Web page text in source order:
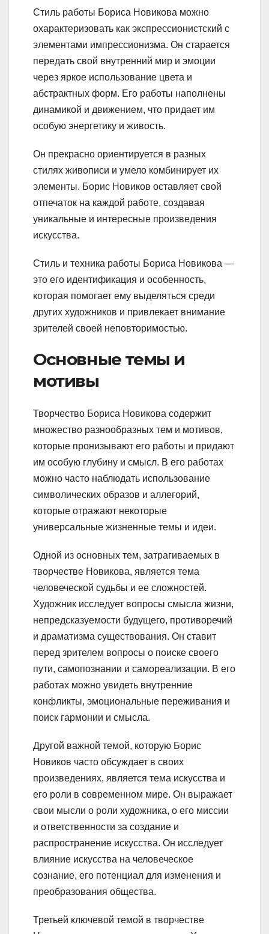
Стиль работы Бориса Новикова можно
охарактеризовать как экспрессионистский с
элементами импрессионизма. Он старается
передать свой внутренний мир и эмоции
через яркое использование цвета и
абстрактных форм. Его работы наполнены
динамикой и движением, что придает им
особую энергетику и живость.
Он прекрасно ориентируется в разных
стилях живописи и умело комбинирует их
элементы. Борис Новиков оставляет свой
отпечаток на каждой работе, создавая
уникальные и интересные произведения
искусства.
Стиль и техника работы Бориса Новикова —
это его идентификация и особенность,
которая помогает ему выделяться среди
других художников и привлекает внимание
зрителей своей неповторимостью.
Основные темы и
мотивы
Творчество Бориса Новикова содержит
множество разнообразных тем и мотивов,
которые пронизывают его работы и придают
им особую глубину и смысл. В его работах
можно часто наблюдать использование
символических образов и аллегорий,
которые отражают некоторые
универсальные жизненные темы и идеи.
Одной из основных тем, затрагиваемых в
творчестве Новикова, является тема
человеческой судьбы и ее сложностей.
Художник исследует вопросы смысла жизни,
непредсказуемости будущего, противоречий
и драматизма существования. Он ставит
перед зрителем вопросы о поиске своего
пути, самопознании и самореализации. В его
работах можно увидеть внутренние
конфликты, эмоциональные переживания и
поиск гармонии и смысла.
Другой важной темой, которую Борис
Новиков часто обсуждает в своих
произведениях, является тема искусства и
его роли в современном мире. Он выражает
свои мысли о роли художника, о его миссии
и ответственности за создание и
распространение искусства. Он исследует
влияние искусства на человеческое
сознание, его потенциал для изменения и
преобразования общества.
Третьей ключевой темой в творчестве